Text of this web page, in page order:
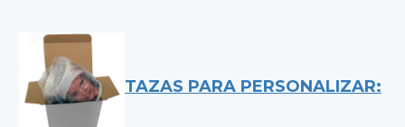
TAZAS PARA PERSONALIZAR: